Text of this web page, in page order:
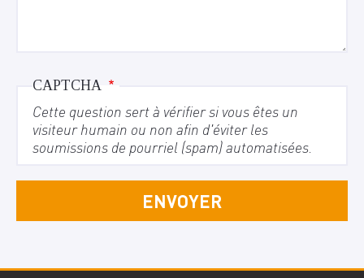
CAPTCHA
Cette question sert à vérifier si vous êtes un
visiteur humain ou non afin d'éviter les
soumissions de pourriel (spam) automatisées.